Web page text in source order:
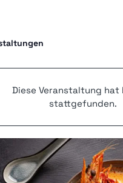
Academy
Diese Veranstaltung hat
stattgefunden.